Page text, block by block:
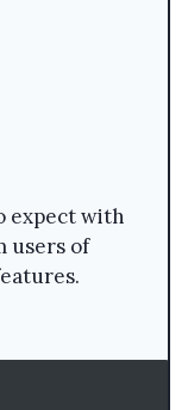
expect with
users of